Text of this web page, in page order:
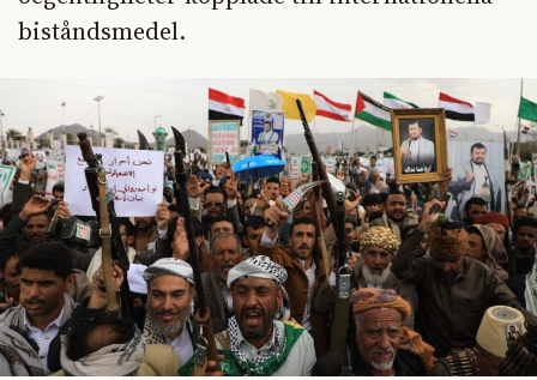
biståndsmedel.